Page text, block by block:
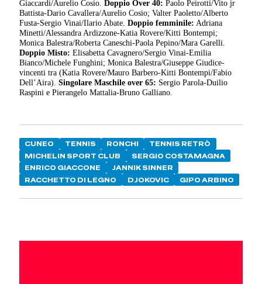
Giaccardi/Aurelio Cosio.Doppio Over 40: Paolo Peirotti/Vito jr
Battista-Dario Cavallera/Aurelio Cosio; Valter Paoletto/Alberto
Fusta-Sergio Vinai/Ilario Abate.Doppio femminile: Adriana
Minetti/Alessandra Ardizzone-Katia Rovere/Kitti Bontempi;
Monica Balestra/Roberta Caneschi-Paola Pepino/Mara Garelli.
Doppio Misto: Elisabetta Cavagnero/Sergio Vinai-Emilia
Bianco/Michele Funghini; Monica Balestra/Giuseppe Giudice-
vincenti tra (Katia Rovere/Mauro Barbero-Kitti Bontempi/Fabio
Dell’Aira).Singolare Maschile over 65: Sergio Parola-Duilio
Raspini e Pierangelo Mattalia-Bruno Galliano.
CUNEO TENNIS RONCHI
TENNIS RETRÒ
MICHELIN SPORT CLUB
SERGIO COSTAMAGNA
ENRICO GIACCONE
JANNIK SINNER
RACCHETTO DI LEGNO
DJOKOVIC GIPO ARBINO